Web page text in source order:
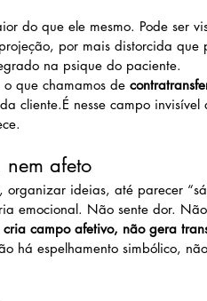
do que ele mesmo. Pode ser
por mais distorcida que
na psique do paciente.
que chamamos de
cliente.É nesse campo invisível
afeto
ideias, até parecer
emocional. Não sente dor.
cria campo afetivo, não gera
há espelhamento simbólico,